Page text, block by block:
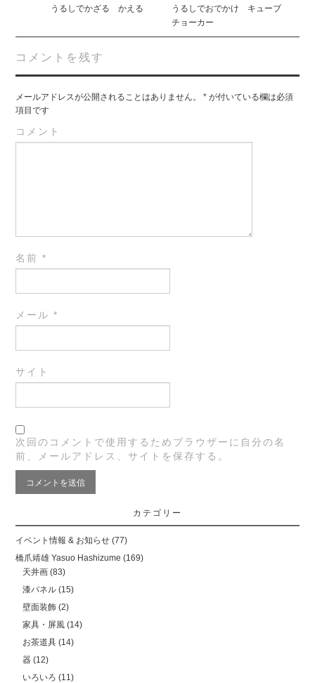
navigationうるしでかざる かえる
うるしでおでかけ キューブ
チョーカー
コメントを残す
メールアドレスが公開されることはありません。 * が付いている欄は必須
項目です
コメント
名前*
メール*
サイト
次回のコメントで使用するためブラウザーに自分の名
前、メールアドレス、サイトを保存する。
カテゴリー
イベント情報 & お知らせ (77)
橋爪靖雄 Yasuo Hashizume (169)
天井画 (83)
漆パネル (15)
壁面装飾 (2)
家具・屏風 (14)
お茶道具 (14)
器 (12)
いろいろ (11)